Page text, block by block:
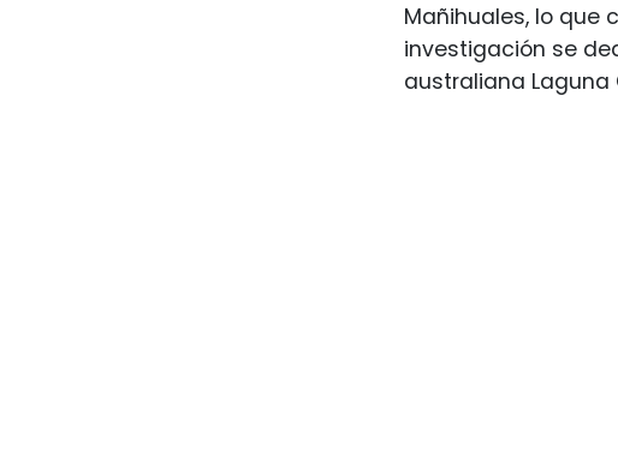
Mañihuales, lo que
investigación se
australiana Laguna